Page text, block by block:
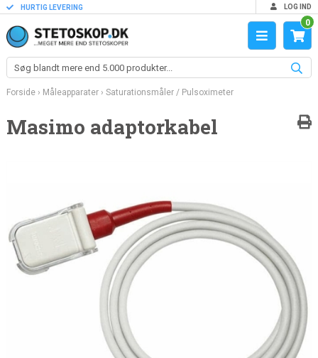
HURTIG LEVERING LOG IND
0
Forside› Måleapparater› Saturationsmåler / Pulsoximeter
Masimo adaptorkabel